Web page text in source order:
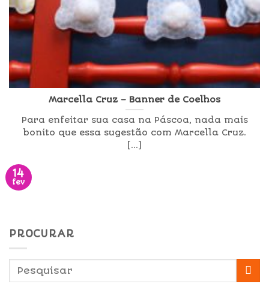
Marcella Cruz – Banner de Coelhos
Para enfeitar sua casa na Páscoa, nada mais
bonito que essa sugestão com Marcella Cruz.
[...]
14
fev
PROCURAR